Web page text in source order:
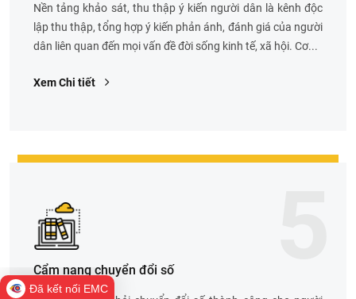
Nền tảng khảo sát, thu thập ý kiến người dân là kênh độc
lập thu thập, tổng hợp ý kiến phản ánh, đánh giá của người
dân liên quan đến mọi vấn đề đời sống kinh tế, xã hội. Cơ...
Xem Chi tiết
Cẩm nang chuyển đổi số
Đã kết nối EMC